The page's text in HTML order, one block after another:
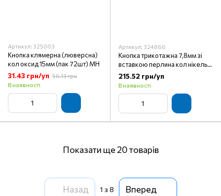
Артикул: 325003
Кнопка клямерна (люверсна)
кол оксид 15мм (пак 72шт) МН
31.43 грн/уп 56.13 грн
В наявності
Артикул: 324866
Кнопка трикотажна 7,8мм зі
вставкою перлина кол нікель
(пак 144 шт)
215.52 грн/уп
В наявності
Показати ще 20 товарів
Назад 1 з 8 Вперед